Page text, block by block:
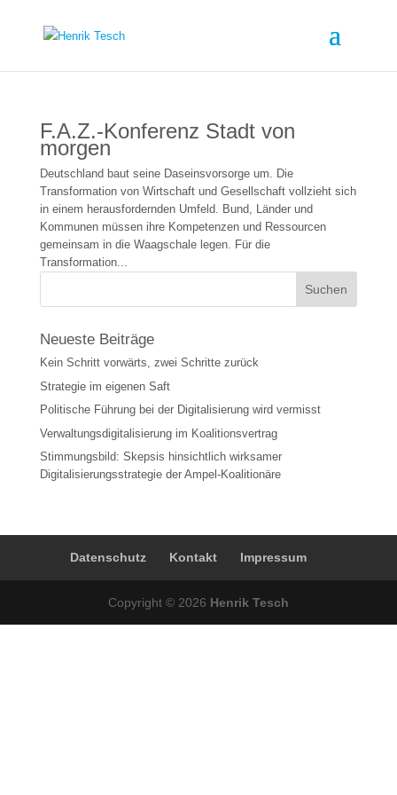
F.A.Z.-Konferenz Stadt von
morgen
Deutschland baut seine Daseinsvorsorge um. Die
Transformation von Wirtschaft und Gesellschaft vollzieht sich
in einem herausfordernden Umfeld. Bund, Länder und
Kommunen müssen ihre Kompetenzen und Ressourcen
gemeinsam in die Waagschale legen. Für die
Transformation...
Neueste Beiträge
Kein Schritt vorwärts, zwei Schritte zurück
Strategie im eigenen Saft
Politische Führung bei der Digitalisierung wird vermisst
Verwaltungsdigitalisierung im Koalitionsvertrag
Stimmungsbild: Skepsis hinsichtlich wirksamer
Digitalisierungsstrategie der Ampel-Koalitionäre
Datenschutz Kontakt Impressum
Copyright © 2026 Henrik Tesch